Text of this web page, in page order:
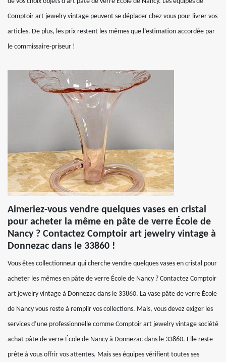
Comptoir art jewelry vintage peuvent se déplacer chez vous pour livrer vos
articles. De plus, les prix restent les mêmes que l’estimation accordée par
le commissaire-priseur !
Aimeriez-vous vendre quelques vases en cristal
pour acheter la même en pâte de verre École de
Nancy ? Contactez Comptoir art jewelry vintage à
Donnezac dans le 33860 !
Vous êtes collectionneur qui cherche vendre quelques vases en cristal pour
acheter les mêmes en pâte de verre École de Nancy ? Contactez Comptoir
art jewelry vintage à Donnezac dans le 33860. La vase pâte de verre École
de Nancy vous reste à remplir vos collections. Mais, vous devez exiger les
services d’une professionnelle comme Comptoir art jewelry vintage société
achat pâte de verre École de Nancy à Donnezac dans le 33860. Elle reste
prête à vous offrir vos attentes. Mais ses équipes vérifient toutes ses